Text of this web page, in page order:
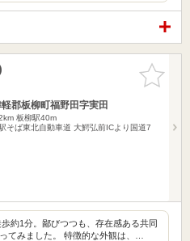
お気に入
りに追加
郡板柳町福野田字実田
板柳駅40m
そば東北自動車道 大鰐弘前ICより国道7
約1分。鄙びつつも、存在感ある共同
てみました。 特徴的な外観は、…